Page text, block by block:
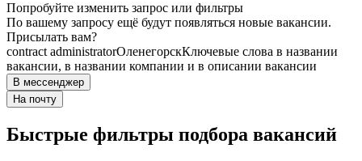
Попробуйте изменить запрос или фильтры
По вашему запросу ещё будут появляться новые вакансии.
Присылать вам?
contract administratorОленегорскКлючевые слова в названии
вакансии, в названии компании и в описании вакансии
В мессенджер
На почту
Быстрые фильтры подбора вакансий